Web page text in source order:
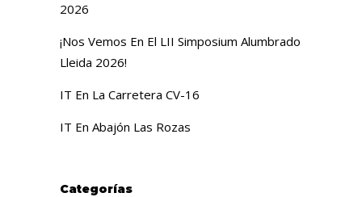
2026
¡Nos Vemos En El LII Simposium Alumbrado
Lleida 2026!
IT En La Carretera CV-16
IT En Abajón Las Rozas
Categorías